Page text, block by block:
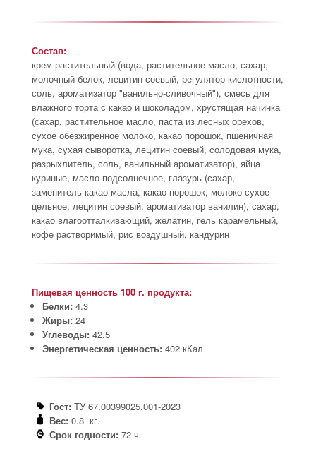
Состав:
крем растительный (вода, растительное масло, сахар,
молочный белок, лецитин соевый, регулятор кислотности,
соль, ароматизатор "ванильно-сливочный"), смесь для
влажного торта с какао и шоколадом, хрустящая начинка
(сахар, растительное масло, паста из лесных орехов,
сухое обезжиренное молоко, какао порошок, пшеничная
мука, сухая сыворотка, лецитин соевый, солодовая мука,
разрыхлитель, соль, ванильный ароматизатор), яйца
куриные, масло подсолнечное, глазурь (сахар,
заменитель какао-масла, какао-порошок, молоко сухое
цельное, лецитин соевый, ароматизатор ванилин), сахар,
какао влагоотталкивающий, желатин, гель карамельный,
кофе растворимый, рис воздушный, кандурин
Пищевая ценность 100 г. продукта:
Белки: 4.3
Жиры: 24
Углеводы: 42.5
Энергетическая ценность: 402 кКал
Гост: ТУ 67.00399025.001-2023
Вес: 0.8 кг.
Срок годности: 72 ч.